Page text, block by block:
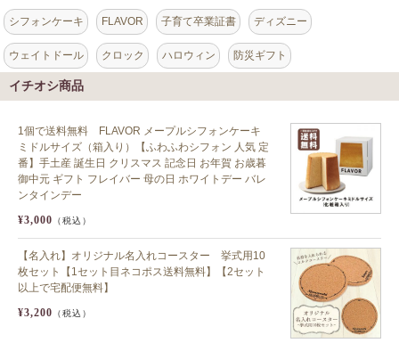
シフォンケーキ FLAVOR 子育て卒業証書 ディズニー
ウェイトドール クロック ハロウィン 防災ギフト
イチオシ商品
1個で送料無料 FLAVOR メープルシフォンケーキ
ミドルサイズ（箱入り）【ふわふわシフォン 人気 定
番】手土産 誕生日 クリスマス 記念日 お年賀 お歳暮
御中元 ギフト フレイバー 母の日 ホワイトデー バレ
ンタインデー
¥3,000 （税込）
【名入れ】オリジナル名入れコースター 挙式用10
枚セット【1セット目ネコポス送料無料】【2セット
以上で宅配便無料】
¥3,200 （税込）